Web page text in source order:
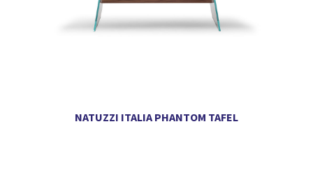
NATUZZI ITALIA PHANTOM TAFEL